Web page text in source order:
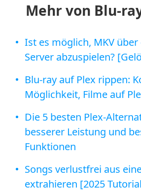
Mehr von Blu-
Ist es möglich, MKV
Server abzuspielen?
Blu-ray auf Plex rippen:
Möglichkeit, Filme auf
Die 5 besten Plex-
besserer Leistung und
Funktionen
Songs verlustfrei aus
extrahieren [2025